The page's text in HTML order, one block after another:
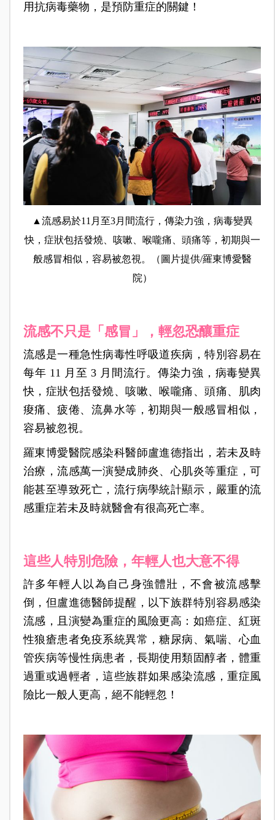
用抗病毒藥物，是預防重症的關鍵！
▲流感易於11月至3月間流行，傳染力強，病毒變異
快，症狀包括發燒、咳嗽、喉嚨痛、頭痛等，初期與一
般感冒相似，容易被忽視。（圖片提供/羅東博愛醫
院）
流感不只是「感冒」，輕忽恐釀重症
流感是一種急性病毒性呼吸道疾病，特別容易在
每年 11 月至 3 月間流行。傳染力強，病毒變異
快，症狀包括發燒、咳嗽、喉嚨痛、頭痛、肌肉
痠痛、疲倦、流鼻水等，初期與一般感冒相似，
容易被忽視。
羅東博愛醫院感染科醫師盧進德指出，若未及時
治療，流感萬一演變成肺炎、心肌炎等重症，可
能甚至導致死亡，流行病學統計顯示，嚴重的流
感重症若未及時就醫會有很高死亡率。
這些人特別危險，年輕人也大意不得
許多年輕人以為自己身強體壯，不會被流感擊
倒，但盧進德醫師提醒，以下族群特別容易感染
流感，且演變為重症的風險更高：如癌症、紅斑
性狼瘡患者免疫系統異常，糖尿病、氣喘、心血
管疾病等慢性病患者，長期使用類固醇者，體重
過重或過輕者，這些族群如果感染流感，重症風
險比一般人更高，絕不能輕忽！